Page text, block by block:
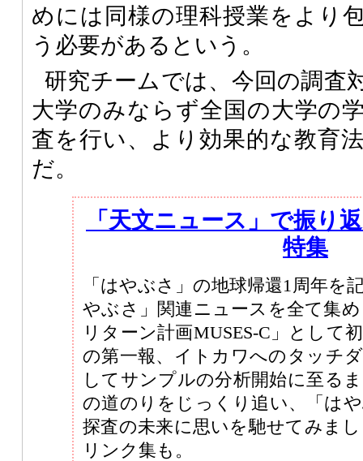
めには同様の理科授業をより
う必要があるという。
研究チームでは、今回の調査
大学のみならず全国の大学の
査を行い、より効果的な教育
だ。
「天文ニュース」で振り
特集
「はやぶさ」の地球帰還1周年を
やぶさ」関連ニュースを全て集
リターン計画MUSES-C」として
の第一報、イトカワへのタッチ
してサンプルの分析開始に至る
の道のりをじっくり追い、「は
探査の未来に思いを馳せてみま
リンク集も。